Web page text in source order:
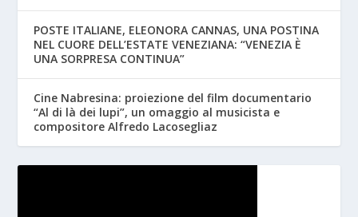
POSTE ITALIANE, ELEONORA CANNAS, UNA POSTINA
NEL CUORE DELL’ESTATE VENEZIANA: “VENEZIA È
UNA SORPRESA CONTINUA”
Cine Nabresina: proiezione del film documentario
“Al di là dei lupi”, un omaggio al musicista e
compositore Alfredo Lacosegliaz